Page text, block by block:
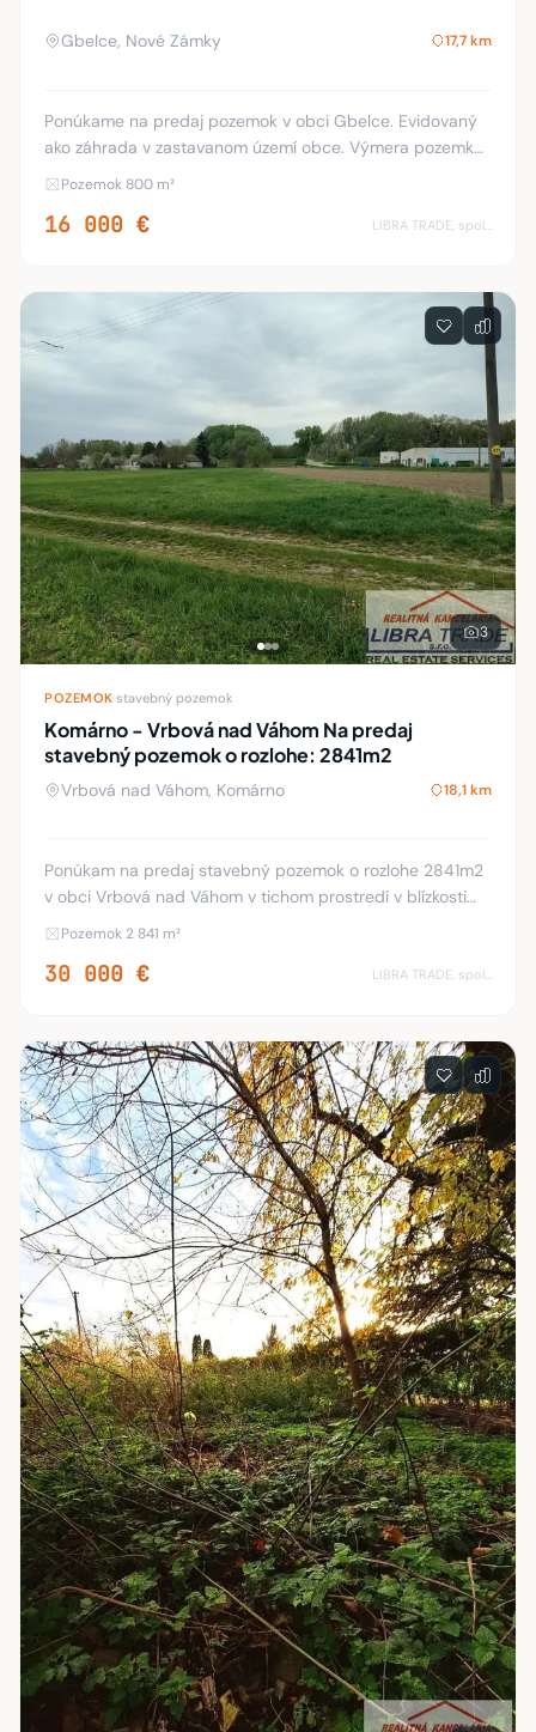
Gbelce, Nové Zámky 17,7 km
Ponúkame na predaj pozemok v obci Gbelce. Evidovaný
ako záhrada v zastavanom území obce. Výmera pozemku
je 800 m2. Inžinierske siete v dosahu. Približné rozmery
Pozemok 800 m²
16 000 € LIBRA TRADE, spol.s.r.o.
3
POZEMOK stavebný pozemok
Komárno - Vrbová nad Váhom Na predaj
stavebný pozemok o rozlohe: 2841m2
Vrbová nad Váhom, Komárno 18,1 km
Ponúkam na predaj stavebný pozemok o rozlohe 2841m2
v obci Vrbová nad Váhom v tichom prostredí v blízkosti
Pozemok 2 841 m²
30 000 €